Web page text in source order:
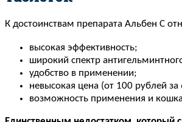
К достоинствам препарата Альбен С
высокая эффективность;
широкий спектр
удобство в применении;
невысокая цена (от 100 рублей за
возможность применения и